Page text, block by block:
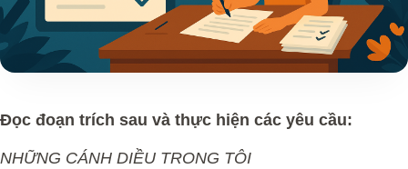
Đọc đoạn trích sau và thực hiện các yêu cầu:
NHỮNG CÁNH DIỀU TRONG TÔI